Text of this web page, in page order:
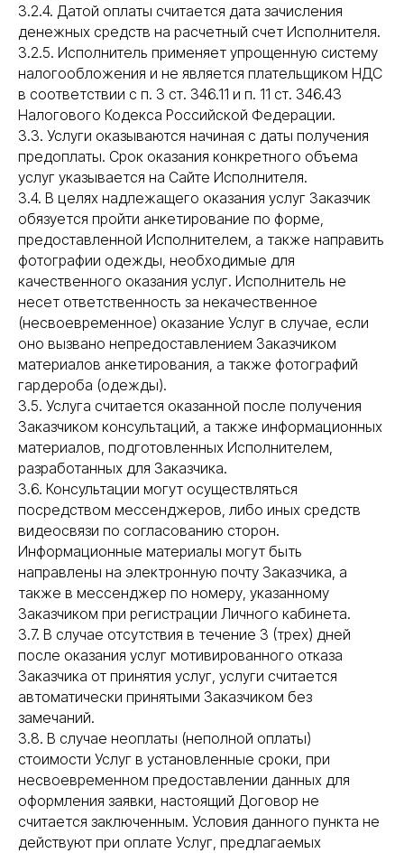
3.2.4. Датой оплаты считается дата зачисления
денежных средств на расчетный счет Исполнителя.
3.2.5. Исполнитель применяет упрощенную систему
налогообложения и не является плательщиком НДС
в соответствии с п. 3 ст. 346.11 и п. 11 ст. 346.43
Налогового Кодекса Российской Федерации.
3.3. Услуги оказываются начиная с даты получения
предоплаты. Срок оказания конкретного объема
услуг указывается на Сайте Исполнителя.
3.4. В целях надлежащего оказания услуг Заказчик
обязуется пройти анкетирование по форме,
предоставленной Исполнителем, а также направить
фотографии одежды, необходимые для
качественного оказания услуг. Исполнитель не
несет ответственность за некачественное
(несвоевременное) оказание Услуг в случае, если
оно вызвано непредоставлением Заказчиком
материалов анкетирования, а также фотографий
гардероба (одежды).
3.5. Услуга считается оказанной после получения
Заказчиком консультаций, а также информационных
материалов, подготовленных Исполнителем,
разработанных для Заказчика.
3.6. Консультации могут осуществляться
посредством мессенджеров, либо иных средств
видеосвязи по согласованию сторон.
Информационные материалы могут быть
направлены на электронную почту Заказчика, а
также в мессенджер по номеру, указанному
Заказчиком при регистрации Личного кабинета.
3.7. В случае отсутствия в течение 3 (трех) дней
после оказания услуг мотивированного отказа
Заказчика от принятия услуг, услуги считается
автоматически принятыми Заказчиком без
замечаний.
3.8. В случае неоплаты (неполной оплаты)
стоимости Услуг в установленные сроки, при
несвоевременном предоставлении данных для
оформления заявки, настоящий Договор не
считается заключенным. Условия данного пункта не
действуют при оплате Услуг, предлагаемых